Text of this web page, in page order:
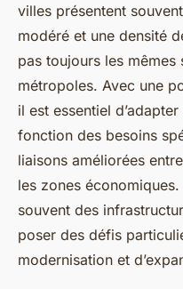
villes présentent
modéré et une densité
pas toujours les
métropoles. Avec une
il est essentiel
fonction des besoins
liaisons améliorées
les zones économiques.
souvent des
poser des défis
modernisation et